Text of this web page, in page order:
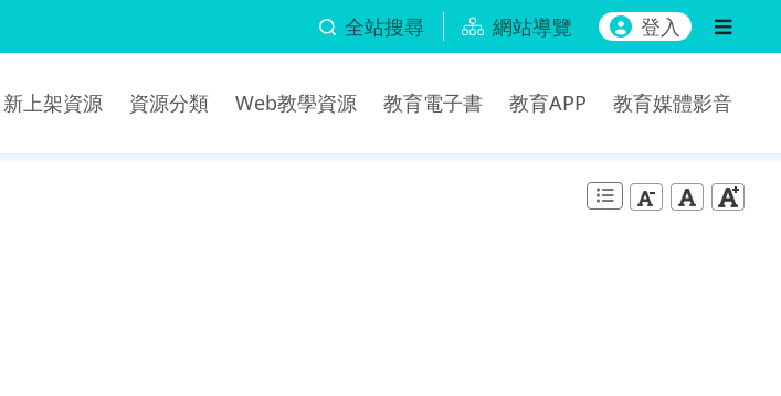
全站搜尋 網站導覽 登入
新上架資源 資源分類 Web教學資源 教育電子書 教育APP 教育媒體影音